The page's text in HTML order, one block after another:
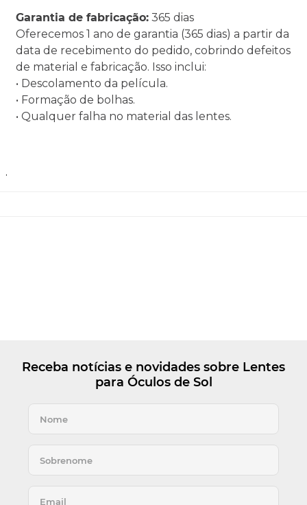
Garantia de fabricação: 365 dias
Oferecemos 1 ano de garantia (365 dias) a partir da
data de recebimento do pedido, cobrindo defeitos
de material e fabricação. Isso inclui:
• Descolamento da película.
• Formação de bolhas.
• Qualquer falha no material das lentes.
.
Receba notícias e novidades sobre Lentes
para Óculos de Sol